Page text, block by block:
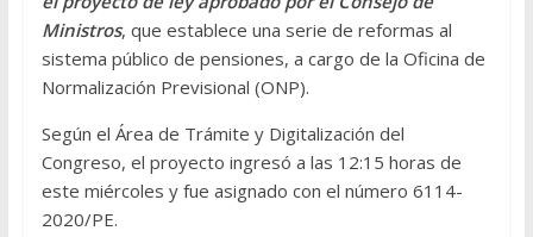
Ministros, que establece una serie de reformas al
sistema público de pensiones, a cargo de la Oficina de
Normalización Previsional (ONP).
Según el Área de Trámite y Digitalización del
Congreso, el proyecto ingresó a las 12:15 horas de
este miércoles y fue asignado con el número 6114-
2020/PE.